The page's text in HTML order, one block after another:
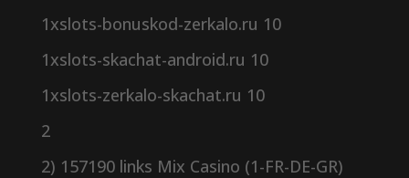
1xslots-bonuskod-zerkalo.ru 10
1xslots-skachat-android.ru 10
1xslots-zerkalo-skachat.ru 10
2
2) 157190 links Mix Casino (1-FR-DE-GR)